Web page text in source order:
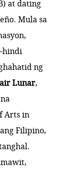
at dating
Mula sa
ng
Lunar,
Arts in
Filipino,